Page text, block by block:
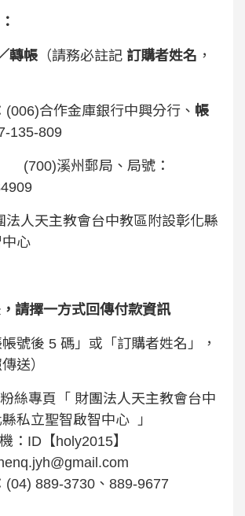
轉帳 （請務必註記 訂購者姓名 ，
(006)合作金庫銀行中興分行、 帳
135-809
郵局、局號：
法人天主教會台中教區附設彰化縣
心
請擇一方式回傳付款資訊
帳號後 5 碼」或「訂購者姓名」，
送）
絲專頁「 財團法人天主教會台中
私立聖智啟智中心 」
：ID【holy2015】
889-3730、889-9677